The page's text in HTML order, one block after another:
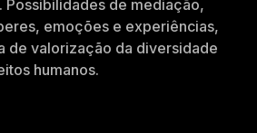
Possibilidades de mediação,
emoções e experiências,
de valorização da diversidade
humanos.